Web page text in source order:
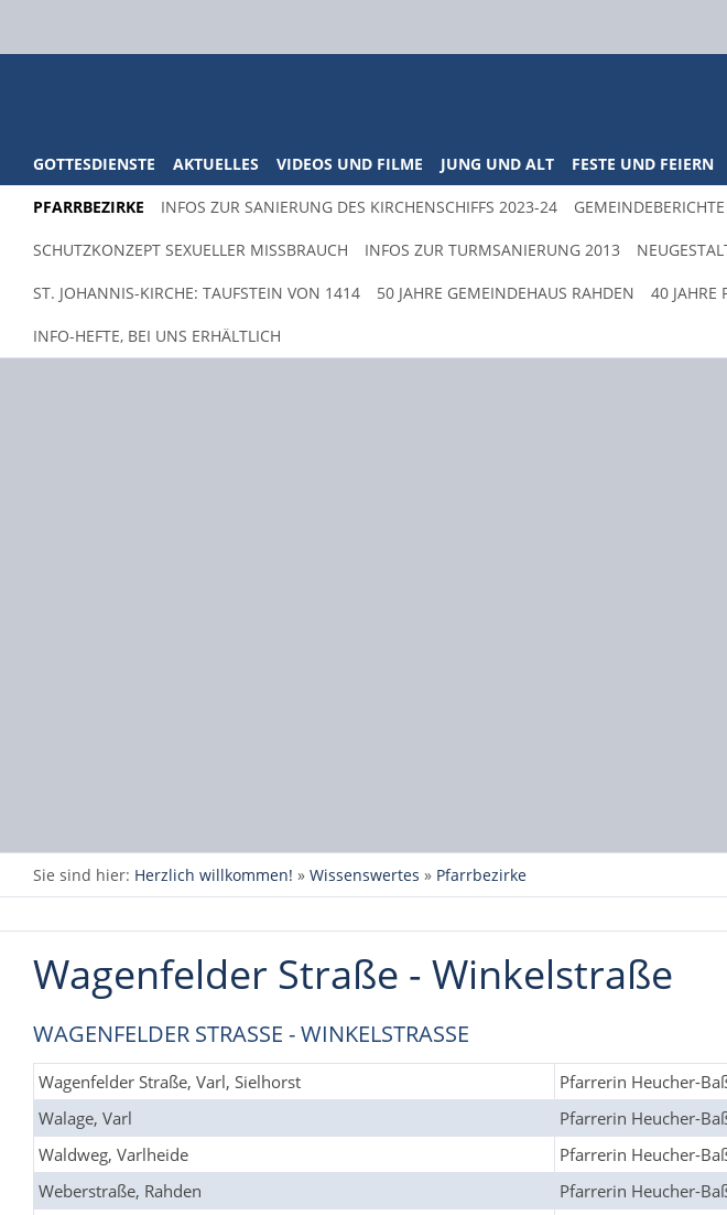
GOTTESDIENSTE AKTUELLES VIDEOS UND FILME JUNG UND ALT FESTE UND FEIERN
PFARRBEZIRKE INFOS ZUR SANIERUNG DES KIRCHENSCHIFFS 2023-24 GEMEINDEBERICHTE
SCHUTZKONZEPT SEXUELLER MISSBRAUCH INFOS ZUR TURMSANIERUNG 2013
ST. JOHANNIS-KIRCHE: TAUFSTEIN VON 1414 50 JAHRE GEMEINDEHAUS RAHDEN 40 JAHRE
INFO-HEFTE, BEI UNS ERHÄLTLICH
Sie sind hier: Herzlich willkommen! » Wissenswertes » Pfarrbezirke
Wagenfelder Straße - Winkelstraße
WAGENFELDER STRASSE - WINKELSTRASSE
Wagenfelder Straße, Varl, Sielhorst
Pfarrerin Heucher-
Walage, Varl
Pfarrerin Heucher-
Waldweg, Varlheide
Pfarrerin Heucher-
Weberstraße, Rahden
Pfarrerin Heucher-